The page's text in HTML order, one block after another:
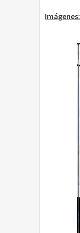
Imágenes: